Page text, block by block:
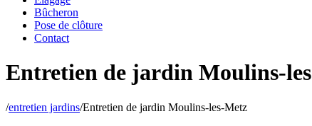
Bûcheron
Pose de clôture
Contact
Entretien de jardin Moulins-
/entretien jardins/Entretien de jardin Moulins-les-Metz